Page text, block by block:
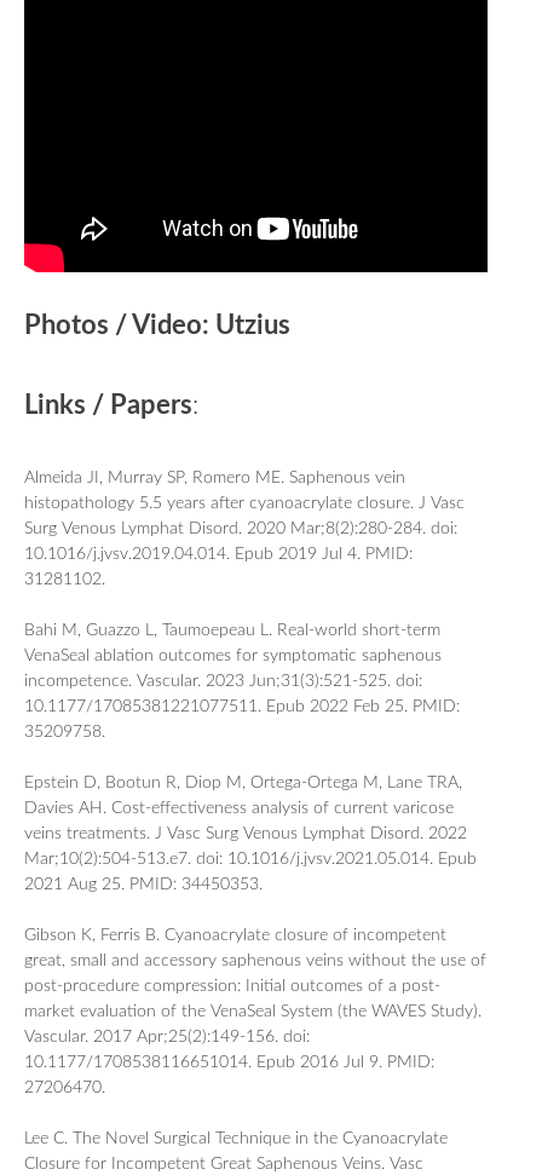
Photos / Video: Utzius
Links / Papers:
Almeida JI, Murray SP, Romero ME. Saphenous vein
histopathology 5.5 years after cyanoacrylate closure. J Vasc
Surg Venous Lymphat Disord. 2020 Mar;8(2):280-284. doi:
10.1016/j.jvsv.2019.04.014. Epub 2019 Jul 4. PMID:
31281102.
Bahi M, Guazzo L, Taumoepeau L. Real-world short-term
VenaSeal ablation outcomes for symptomatic saphenous
incompetence. Vascular. 2023 Jun;31(3):521-525. doi:
10.1177/17085381221077511. Epub 2022 Feb 25. PMID:
35209758.
Epstein D, Bootun R, Diop M, Ortega-Ortega M, Lane TRA,
Davies AH. Cost-effectiveness analysis of current varicose
veins treatments. J Vasc Surg Venous Lymphat Disord. 2022
Mar;10(2):504-513.e7. doi: 10.1016/j.jvsv.2021.05.014. Epub
2021 Aug 25. PMID: 34450353.
Gibson K, Ferris B. Cyanoacrylate closure of incompetent
great, small and accessory saphenous veins without the use of
post-procedure compression: Initial outcomes of a post-
market evaluation of the VenaSeal System (the WAVES Study).
Vascular. 2017 Apr;25(2):149-156. doi:
10.1177/1708538116651014. Epub 2016 Jul 9. PMID:
27206470.
Lee C. The Novel Surgical Technique in the Cyanoacrylate
Closure for Incompetent Great Saphenous Veins. Vasc